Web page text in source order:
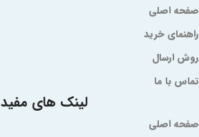
صفحه اصلی
راهنمای خرید
روش ارسال
تماس با ما
لینک های مفید
صفحه اصلی